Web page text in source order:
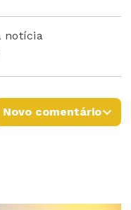
notícia
Novo comentário